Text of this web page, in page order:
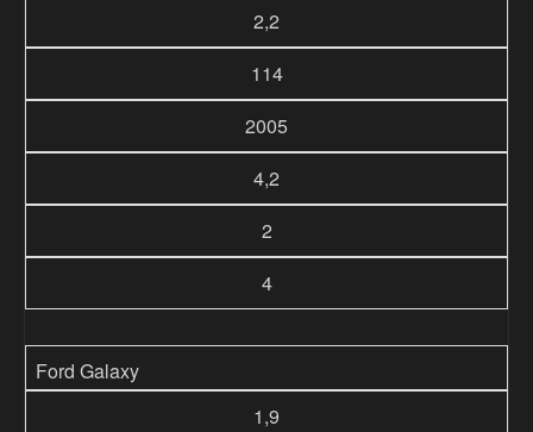
2,2
114
2005
4,2
2
4
Ford Galaxy
1,9